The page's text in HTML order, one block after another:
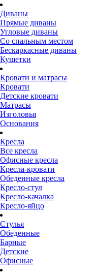
Диваны
Прямые диваны
Угловые диваны
Со спальным местом
Бескаркасные диваны
Кушетки
Кровати и матрасы
Кровати
Детские кровати
Матрасы
Изголовья
Основания
Кресла
Все кресла
Офисные кресла
Кресла-кровати
Обеденные кресла
Кресло-стул
Кресло-качалка
Кресло-яйцо
Стулья
Обеденные
Барные
Детские
Офисные